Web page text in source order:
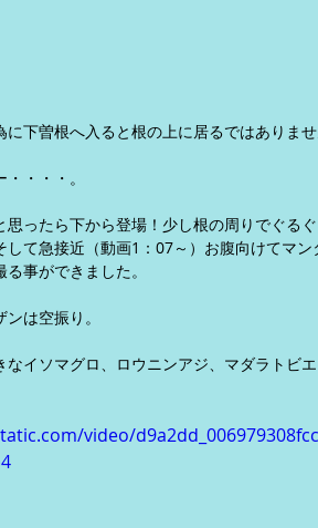
下曽根へ入ると根の上に居るではありませ
・・・。
思ったら下から登場！少し根の周りでぐる
して急接近（動画1：07～）お腹向けてマ
事ができました。
は空振り。
イソマグロ、ロウニンアジ、マダラトビエ
video/